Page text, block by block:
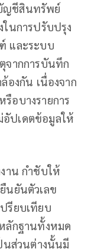
ญชีสินทรัพย์
นการปรับปรุง
และระบบ
จากการบันทึก
องกัน เนื่องจาก
อบางรายการ
อัปเดตข้อมูลให้
าน กำชับให้
นยันตัวเลข
รียบเทียบ
ลักฐานทั้งหมด
นส่วนต่างนั้นมี